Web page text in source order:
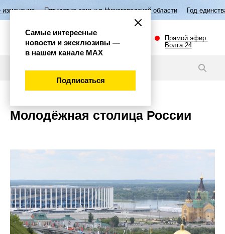
Пятилетие семьи в Нижегородской области Год единства
Прямой эфир.
Волга 24
Молодёжная столица России
Самые интересные
новости и эксклюзивы —
в нашем канале МАХ
Подписаться